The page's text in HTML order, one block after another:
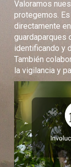
Valoramos
protegemos.
directamente
guardaparques
identificando y
También
la vigilancia y